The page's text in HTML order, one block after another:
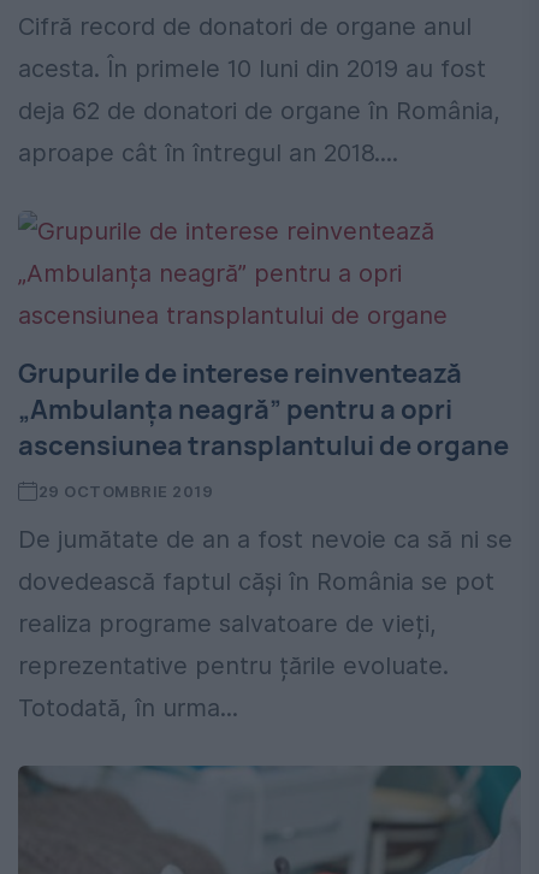
Cifră record de donatori de organe anul
acesta. În primele 10 luni din 2019 au fost
deja 62 de donatori de organe în România,
aproape cât în întregul an 2018....
Grupurile de interese reinventează
„Ambulanța neagră” pentru a opri
ascensiunea transplantului de organe
29 OCTOMBRIE 2019
De jumătate de an a fost nevoie ca să ni se
dovedească faptul căși în România se pot
realiza programe salvatoare de vieți,
reprezentative pentru țările evoluate.
Totodată, în urma...